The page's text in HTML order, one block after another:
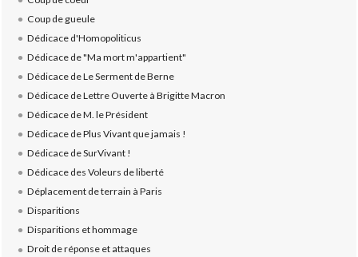
Coup de gueule
Dédicace d'Homopoliticus
Dédicace de "Ma mort m'appartient"
Dédicace de Le Serment de Berne
Dédicace de Lettre Ouverte à Brigitte Macron
Dédicace de M. le Président
Dédicace de Plus Vivant que jamais !
Dédicace de SurVivant !
Dédicace des Voleurs de liberté
Déplacement de terrain à Paris
Disparitions
Disparitions et hommage
Droit de réponse et attaques